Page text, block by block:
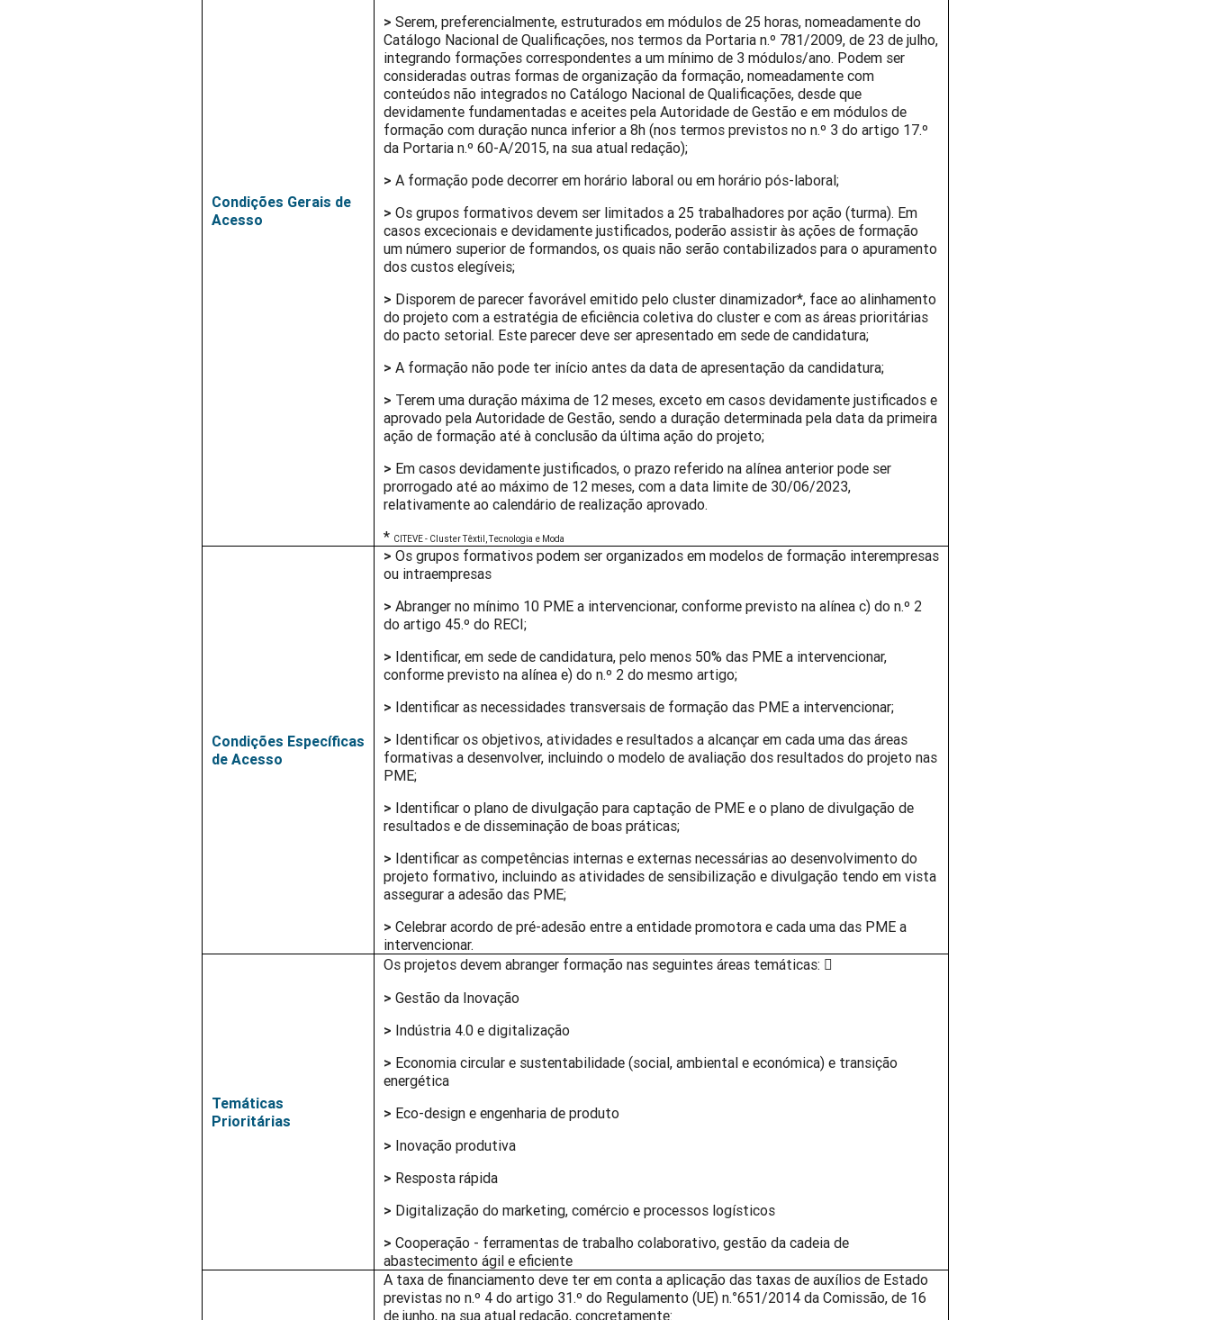
Condições Gerais de
Acesso
>Serem, preferencialmente, estruturados em módulos de 25 horas, nomeadamente do
Catálogo Nacional de Qualificações, nos termos da Portaria n.º 781/2009, de 23 de julho,
integrando formações correspondentes a um mínimo de 3 módulos/ano. Podem ser
consideradas outras formas de organização da formação, nomeadamente com
conteúdos não integrados no Catálogo Nacional de Qualificações, desde que
devidamente fundamentadas e aceites pela Autoridade de Gestão e em módulos de
formação com duração nunca inferior a 8h (nos termos previstos no n.º 3 do artigo 17.º
da Portaria n.º 60-A/2015, na sua atual redação);
>A formação pode decorrer em horário laboral ou em horário pós-laboral;
>Os grupos formativos devem ser limitados a 25 trabalhadores por ação (turma). Em
casos excecionais e devidamente justificados, poderão assistir às ações de formação
um número superior de formandos, os quais não serão contabilizados para o apuramento
dos custos elegíveis;
> Disporem de parecer favorável emitido pelo cluster dinamizador*, face ao alinhamento
do projeto com a estratégia de eficiência coletiva do cluster e com as áreas prioritárias
do pacto setorial. Este parecer deve ser apresentado em sede de candidatura;
>A formação não pode ter início antes da data de apresentação da candidatura;
> Terem uma duração máxima de 12 meses, exceto em casos devidamente justificados e
aprovado pela Autoridade de Gestão, sendo a duração determinada pela data da primeira
ação de formação até à conclusão da última ação do projeto;
> Em casos devidamente justificados, o prazo referido na alínea anterior pode ser
prorrogado até ao máximo de 12 meses, com a data limite de 30/06/2023,
relativamente ao calendário de realização aprovado.
* CITEVE - Cluster Têxtil, Tecnologia e Moda
Condições Específicas
de Acesso
>Os grupos formativos podem ser organizados em modelos de formação interempresas
ou intraempresas
>Abranger no mínimo 10 PME a intervencionar, conforme previsto na alínea c) do n.º 2
do artigo 45.º do RECI;
> Identificar, em sede de candidatura, pelo menos 50% das PME a intervencionar,
conforme previsto na alínea e) do n.º 2 do mesmo artigo;
> Identificar as necessidades transversais de formação das PME a intervencionar;
> Identificar os objetivos, atividades e resultados a alcançar em cada uma das áreas
formativas a desenvolver, incluindo o modelo de avaliação dos resultados do projeto nas
PME;
> Identificar o plano de divulgação para captação de PME e o plano de divulgação de
resultados e de disseminação de boas práticas;
> Identificar as competências internas e externas necessárias ao desenvolvimento do
projeto formativo, incluindo as atividades de sensibilização e divulgação tendo em vista
assegurar a adesão das PME;
>Celebrar acordo de pré-adesão entre a entidade promotora e cada uma das PME a
intervencionar.
Temáticas
Prioritárias
Os projetos devem abranger formação nas seguintes áreas temáticas: 
> Gestão da Inovação
> Indústria 4.0 e digitalização
> Economia circular e sustentabilidade (social, ambiental e económica) e transição
energética
> Eco-design e engenharia de produto
> Inovação produtiva
> Resposta rápida
> Digitalização do marketing, comércio e processos logísticos
>Cooperação - ferramentas de trabalho colaborativo, gestão da cadeia de
abastecimento ágil e eficiente
A taxa de financiamento deve ter em conta a aplicação das taxas de auxílios de Estado
previstas no n.º 4 do artigo 31.º do Regulamento (UE) n.°651/2014 da Comissão, de 16
de junho, na sua atual redação, concretamente: